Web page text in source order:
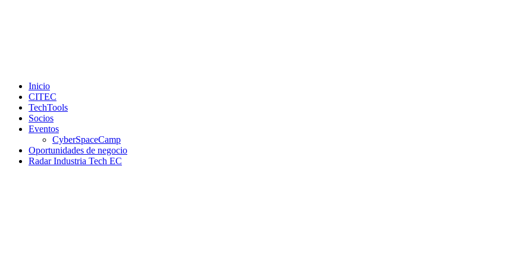
Inicio
CITEC
TechTools
Socios
Eventos
CyberSpaceCamp
Oportunidades de negocio
Radar Industria Tech EC